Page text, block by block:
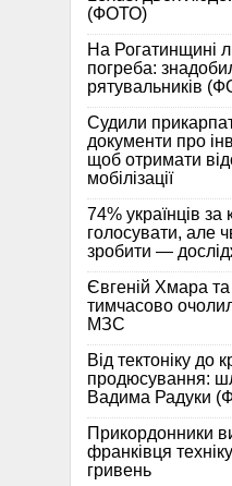
(ФОТО)
На Рогатинщині
погреба:
рятувальників
Судили
документи про
щоб отримати
мобілізації
74% українців
голосувати, але
зробити —
Євгеній Хмара та
тимчасово
МЗС
Від тектоніку до
продюсування:
Вадима Радуки
Прикордонники
франківця
гривень